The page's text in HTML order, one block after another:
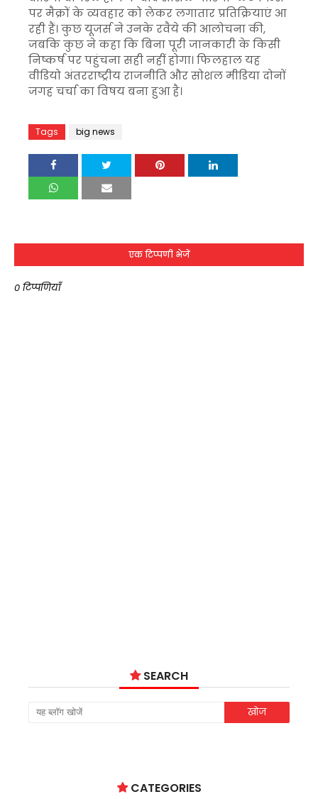
पर मैक्रों के व्यवहार को लेकर लगातार प्रतिक्रियाएं आ
रही हैं। कुछ यूजर्स ने उनके रवैये की आलोचना की,
जबकि कुछ ने कहा कि बिना पूरी जानकारी के किसी
निष्कर्ष पर पहुंचना सही नहीं होगा। फिलहाल यह
वीडियो अंतरराष्ट्रीय राजनीति और सोशल मीडिया दोनों
जगह चर्चा का विषय बना हुआ है।
Tags big news
एक टिप्पणी भेजें
0 टिप्पणियाँ
SEARCH
CATEGORIES